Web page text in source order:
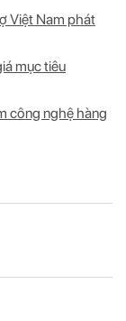
Việt Nam phát
mục tiêu
công nghệ hàng